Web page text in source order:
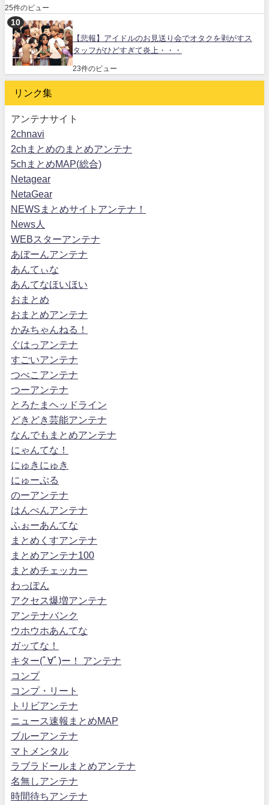
25件のビュー
【悲報】アイドルのお見送り会でオタクを剥がすス
タッフがひどすぎて炎上・・・
23件のビュー
リンク集
アンテナサイト
2chnavi
2chまとめのまとめアンテナ
5chまとめMAP(総合)
Netagear
NetaGear
NEWSまとめサイトアンテナ！
News人
WEBスターアンテナ
あぼーんアンテナ
あんてぃな
あんてなほいほい
おまとめ
おまとめアンテナ
かみちゃんねる！
ぐはっアンテナ
すごいアンテナ
つべこアンテナ
つーアンテナ
とろたまヘッドライン
どきどき芸能アンテナ
なんでもまとめアンテナ
にゃんてな！
にゅきにゅき
にゅーぷる
のーアンテナ
はんぺんアンテナ
ふぉーあんてな
まとめくすアンテナ
まとめアンテナ100
まとめチェッカー
わっぽん
アクセス爆増アンテナ
アンテナバンク
ウホウホあんてな
ガッてな！
キター(ﾟ∀ﾟ)ー！ アンテナ
コンプ
コンプ・リート
トリビアンテナ
ニュース速報まとめMAP
ブルーアンテナ
マトメンタル
ラブラドールまとめアンテナ
名無しアンテナ
時間待ちアンテナ